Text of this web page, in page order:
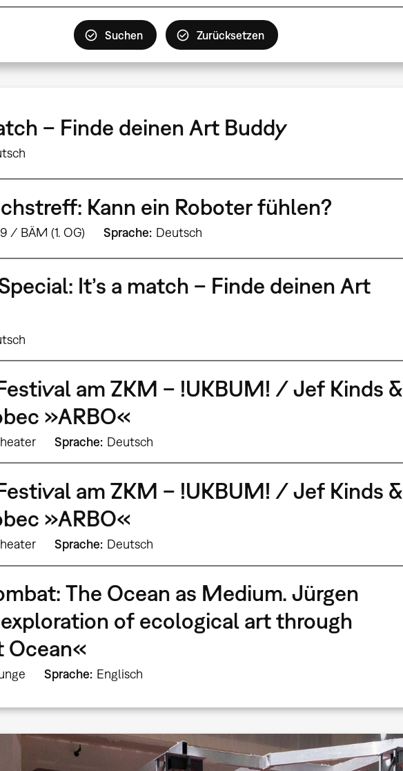
– Finde deinen Art Buddy
Kann ein Roboter fühlen?
/ BÄM (1. OG) Sprache Deutsch
It’s a match – Finde deinen Art
am ZKM – !UKBUM! / Jef Kinds &
»ARBO«
Sprache Deutsch
am ZKM – !UKBUM! / Jef Kinds &
»ARBO«
Sprache Deutsch
The Ocean as Medium. Jürgen
exploration of ecological art through
Ocean«
Sprache Englisch